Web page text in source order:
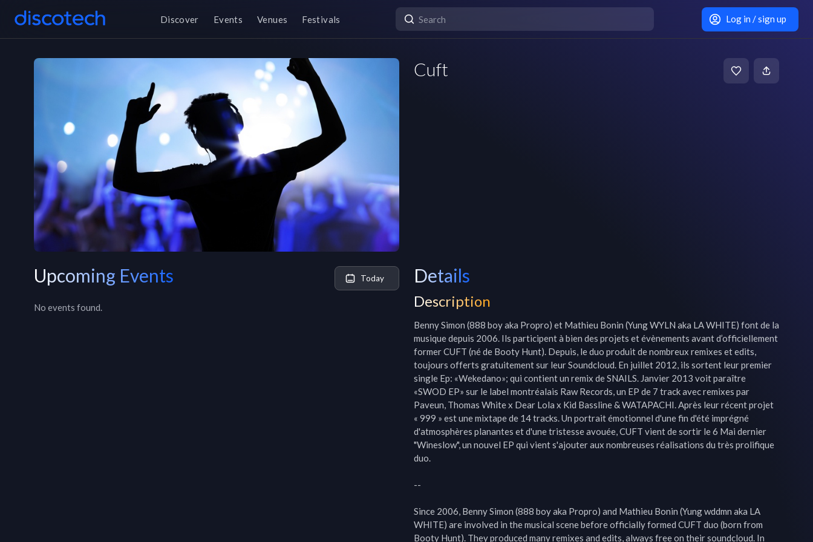
Discover Events Venues Festivals Log in / sign up
Cuft
Upcoming Events Today
No events found.
Details
Description
Benny Simon (888 boy aka Propro) et Mathieu Bonin (Yung WYLN aka LA WHITE) font de la
musique depuis 2006. Ils participent à bien des projets et évènements avant d’officiellement
former CUFT (né de Booty Hunt). Depuis, le duo produit de nombreux remixes et edits,
toujours offerts gratuitement sur leur Soundcloud. En juillet 2012, ils sortent leur premier
single Ep: «Wekedano»; qui contient un remix de SNAILS. Janvier 2013 voit paraître
«SWOD EP» sur le label montréalais Raw Records, un EP de 7 track avec remixes par
Paveun, Thomas White x Dear Lola x Kid Bassline & WATAPACHI. Après leur récent projet
« 999 » est une mixtape de 14 tracks. Un portrait émotionnel d'une fin d'été imprégné
d'atmosphères planantes et d'une tristesse avouée, CUFT vient de sortir le 6 Mai dernier
"Wineslow", un nouvel EP qui vient s'ajouter aux nombreuses réalisations du très prolifique
duo.
--
Since 2006, Benny Simon (888 boy aka Propro) and Mathieu Bonin (Yung wddmn aka LA
WHITE) are involved in the musical scene before officially formed CUFT duo (born from
Booty Hunt). They produced many remixes and edits, always free on their soundcloud. In